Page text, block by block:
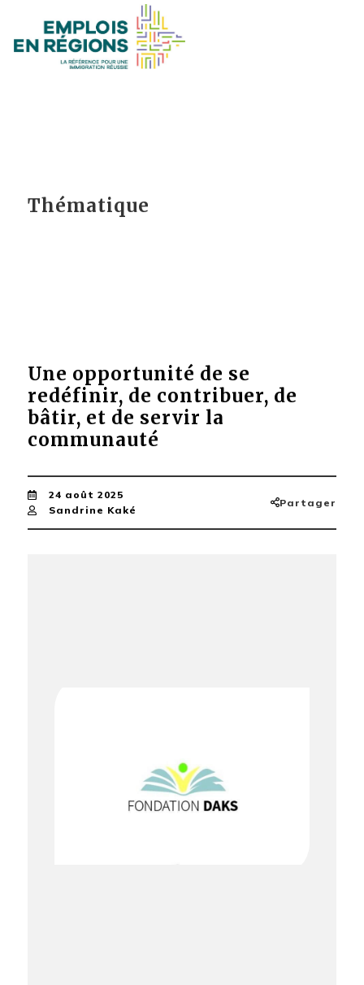
Thématique
Une opportunité de se
redéfinir, de contribuer, de
bâtir, et de servir la
communauté
24 août 2025
Sandrine Kaké
Partager